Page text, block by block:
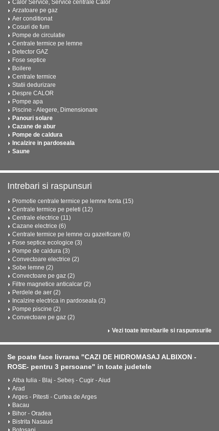
Calor Service, Service centrale Calor
Arzatoare pe gaz
Aer conditionat
Cosuri de fum
Pompe de circulatie
Centrale termice pe lemne
Detector GAZ
Fose septice
Boilere
Centrale termice
Statii dedurizare
Despre CALOR
Pompe apa
Piscine - Alegere, Dimensionare
Panouri solare
Cazane de abur
Pompe de caldura
Incalzire in pardoseala
Saune
Intrebari si raspunsuri
Promotie centrale termice pe lemne fonta (15)
Centrale termice pe peleti (12)
Centrale electrice (11)
Cazane electrice (6)
Centrale termice pe lemne cu gazeificare (6)
Fose septice ecologice (3)
Pompe de caldura (3)
Convectoare electrice (2)
Sobe lemne (2)
Convectoare pe gaz (2)
Filtre magnetice anticalcar (2)
Perdele de aer (2)
Incalzire electrica in pardoseala (2)
Pompe piscine (2)
Convectoare pe gaz (2)
Vezi toate intrebarile si raspunsurile
Se poate face livrarea "CAZI DE HIDROMASAJ ALBIXON -
ROSE- pentru 3 persoane" in toate judetele
Alba Iulia - Blaj - Sebeș - Cugir - Aiud
Arad
Arges - Pitesti - Curtea de Arges
Bacau
Bihor - Oradea
Bistrita Nasaud